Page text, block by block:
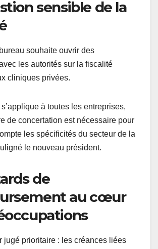
sensible de la
souhaite ouvrir des
les autorités sur la fiscalité
cliniques privées.
à toutes les entreprises,
de concertation est nécessaire pour
les spécificités du secteur de la
le nouveau président.
de
au cœur
jugé prioritaire : les créances liées